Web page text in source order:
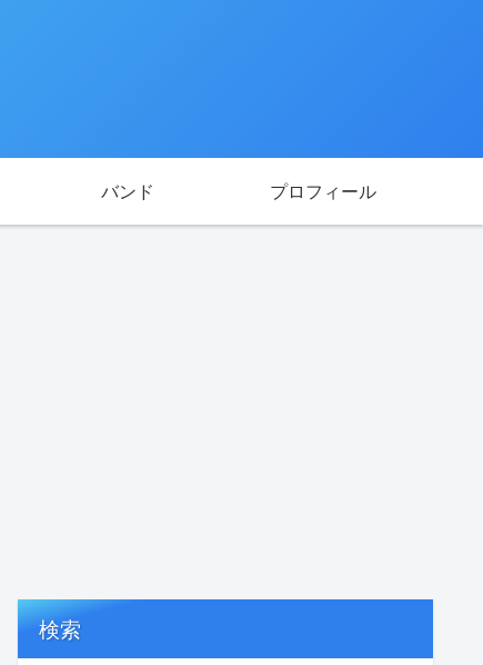
バンド プロフィール
検索